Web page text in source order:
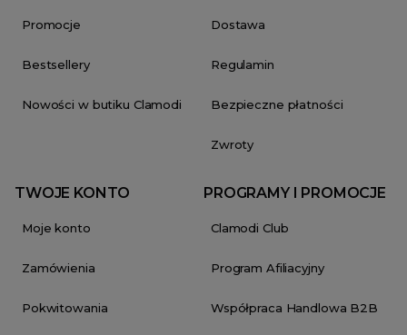
Promocje
Bestsellery
Nowości w butiku Clamodi
Dostawa
Regulamin
Bezpieczne płatności
Zwroty
TWOJE KONTO
Moje konto
Zamówienia
Pokwitowania
PROGRAMY I PROMOCJE
Clamodi Club
Program Afiliacyjny
Współpraca Handlowa B2B